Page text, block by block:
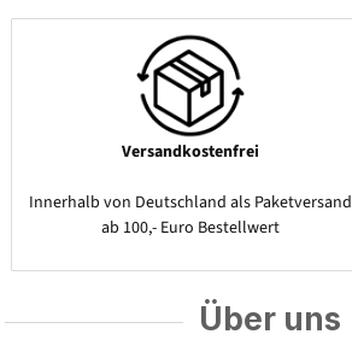
Versandkostenfrei
Innerhalb von Deutschland als Paketversand
ab 100,- Euro Bestellwert
Über uns